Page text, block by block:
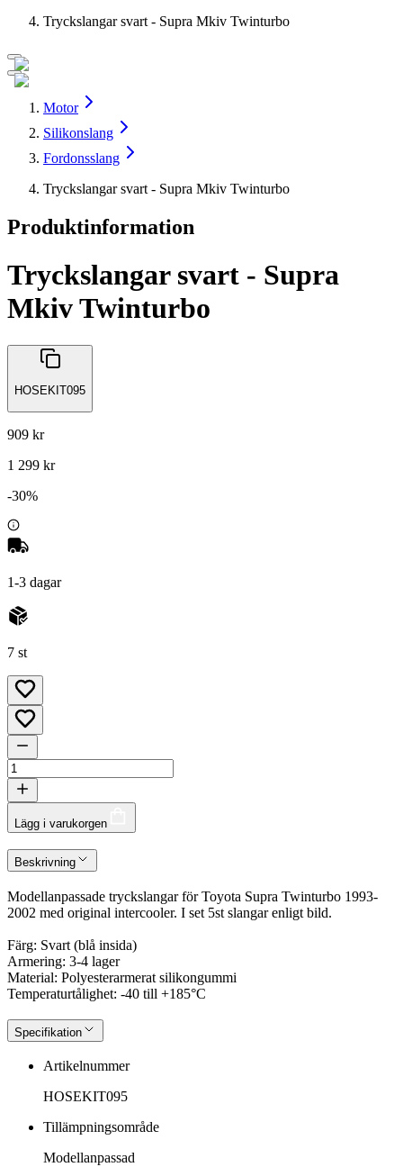
Tryckslangar svart - Supra Mkiv Twinturbo
Motor
Silikonslang
Fordonsslang
Tryckslangar svart - Supra Mkiv Twinturbo
Produktinformation
Tryckslangar svart - Supra
Mkiv Twinturbo
HOSEKIT095
909 kr
1 299 kr
-30%
1-3 dagar
7 st
Lägg i varukorgen
Beskrivning
Modellanpassade tryckslangar för Toyota Supra Twinturbo 1993-
2002 med original intercooler. I set 5st slangar enligt bild.
Färg: Svart (blå insida)
Armering: 3-4 lager
Material: Polyesterarmerat silikongummi
Temperaturtålighet: -40 till +185°C
Specifikation
Artikelnummer
HOSEKIT095
Tillämpningsområde
Modellanpassad